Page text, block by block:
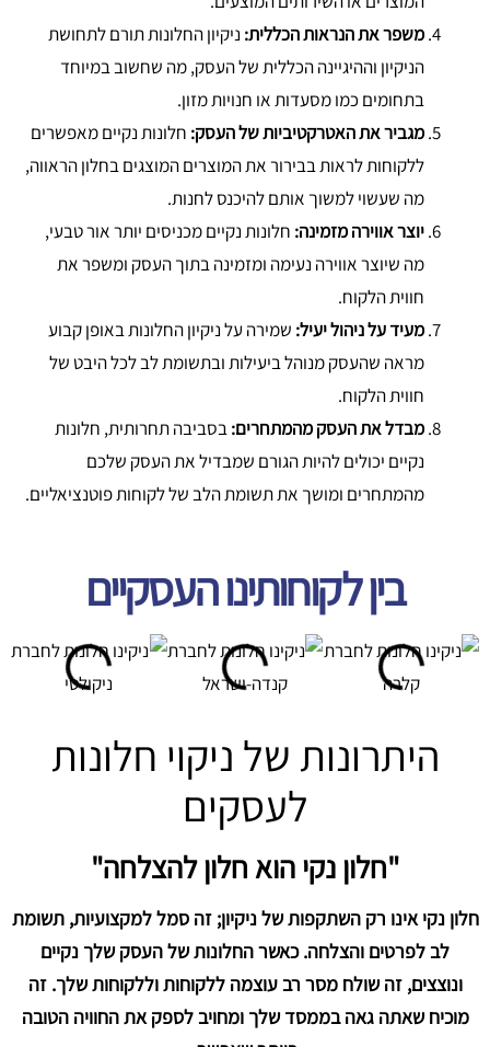
משפר את הנראות הכללית: ניקיון החלונות תורם לתחושת
הניקיון וההיגיינה הכללית של העסק, מה שחשוב במיוחד
בתחומים כמו מסעדות או חנויות מזון.
מגביר את האטרקטיביות של העסק: חלונות נקיים מאפשרים
ללקוחות לראות בבירור את המוצרים המוצגים בחלון הראווה,
מה שעשוי למשוך אותם להיכנס לחנות.
יוצר אווירה מזמינה: חלונות נקיים מכניסים יותר אור טבעי,
מה שיוצר אווירה נעימה ומזמינה בתוך העסק ומשפר את
חווית הלקוח.
מעיד על ניהול יעיל: שמירה על ניקיון החלונות באופן קבוע
מראה שהעסק מנוהל ביעילות ובתשומת לב לכל היבט של
חווית הלקוח.
מבדל את העסק מהמתחרים:בסביבה תחרותית, חלונות
נקיים יכולים להיות הגורם שמבדיל את העסק שלכם
מהמתחרים ומושך את תשומת הלב של לקוחות פוטנציאליים.
בין לקוחותינו העסקיים
היתרונות של ניקוי חלונות
לעסקים
"חלון נקי הוא חלון להצלחה"
חלון נקי אינו רק השתקפות של ניקיון; זה סמל למקצועיות, תשומת
לב לפרטים והצלחה. כאשר החלונות של העסק שלך נקיים
ונוצצים, זה שולח מסר רב עוצמה ללקוחות וללקוחות שלך. זה
מוכיח שאתה גאה בממסד שלך ומחויב לספק את החוויה הטובה